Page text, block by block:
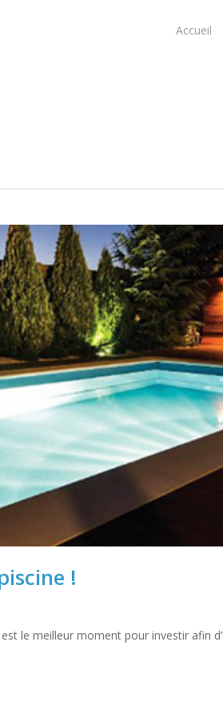
Accueil
!
le meilleur moment pour investir afin